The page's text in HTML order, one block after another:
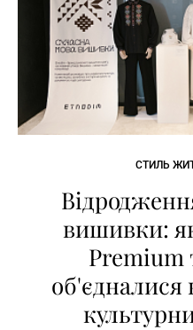
СТИЛЬ
вишивки:
Premium
об'єдналися